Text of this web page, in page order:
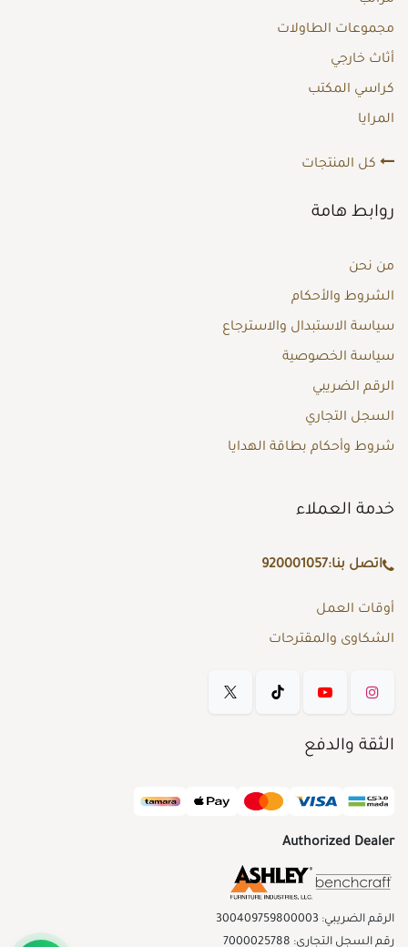
مجموعات الطاولات
أثاث خارجي
كراسي المكتب
المرايا
كل المنتجات
روابط هامة
من نحن
الشروط والأحكام
سياسة الاستبدال والاسترجاع
سياسة الخصوصية
الرقم الضريبي
السجل التجاري
شروط وأحكام بطاقة الهدايا
خدمة العملاء
اتصل بنا:920001057
أوقات العمل
الشكاوى والمقترحات
الثقة والدفع
Authorized Dealer
الرقم الضريبي: 300409759800003
رقم السجل التجاري: 7000025788